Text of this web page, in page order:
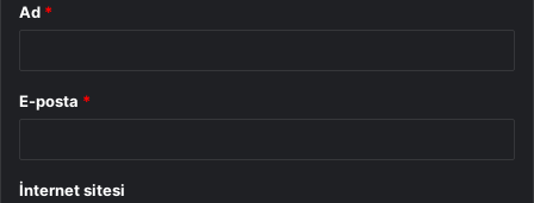
Ad *
E-posta *
İnternet sitesi